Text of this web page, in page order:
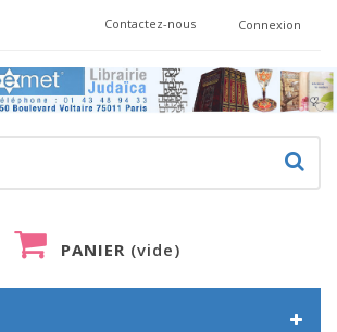
Connexion
Contactez-nous
PANIER (vide)